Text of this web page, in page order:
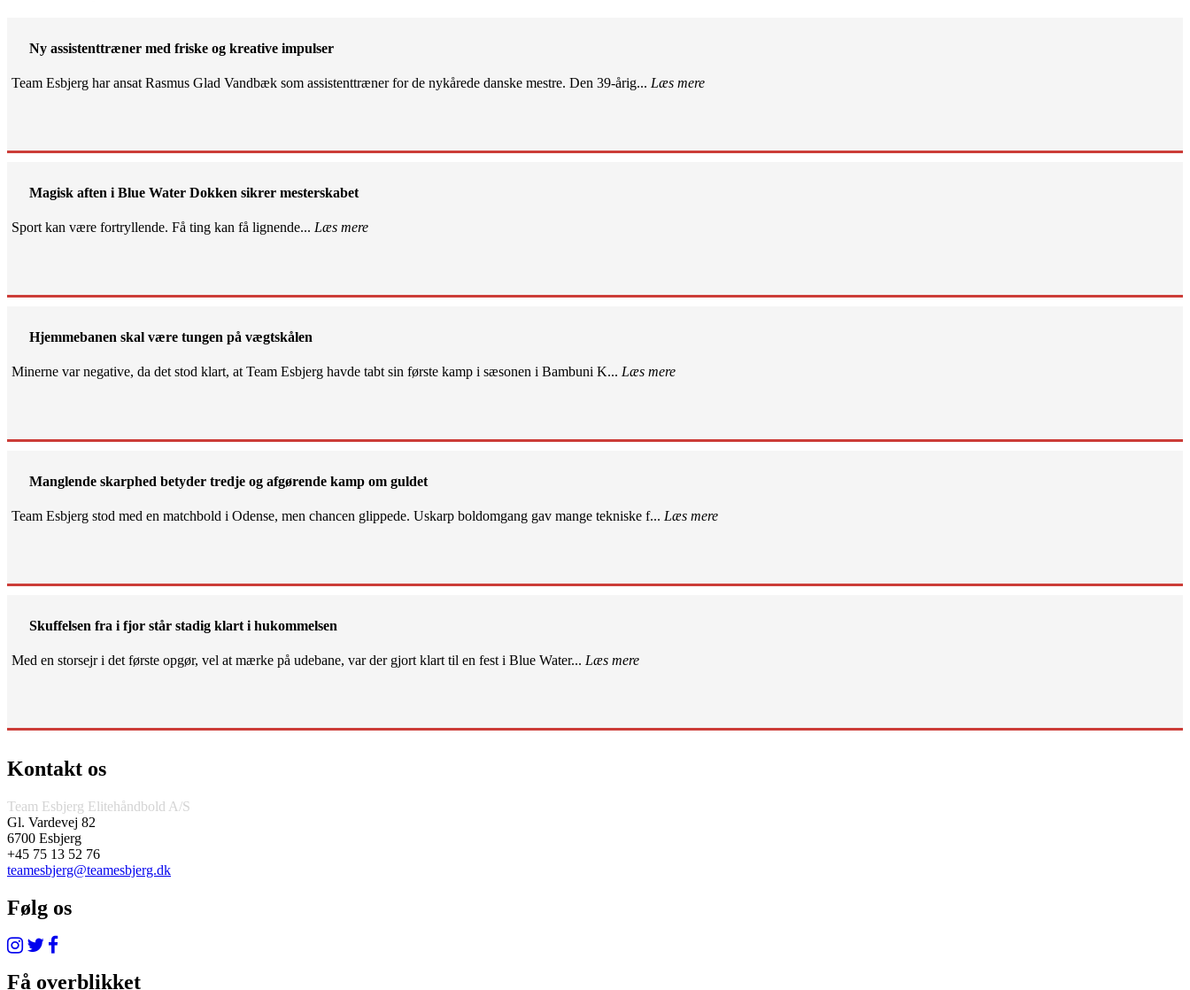
Ny assistenttræner med friske og kreative impulser
Team Esbjerg har ansat Rasmus Glad Vandbæk som assistenttræner for de nykårede danske mestre. Den 39-årig... Læs mere
Magisk aften i Blue Water Dokken sikrer mesterskabet
Sport kan være fortryllende. Få ting kan få lignende... Læs mere
Hjemmebanen skal være tungen på vægtskålen
Minerne var negative, da det stod klart, at Team Esbjerg havde tabt sin første kamp i sæsonen i Bambuni K... Læs mere
Manglende skarphed betyder tredje og afgørende kamp om guldet
Team Esbjerg stod med en matchbold i Odense, men chancen glippede. Uskarp boldomgang gav mange tekniske f... Læs mere
Skuffelsen fra i fjor står stadig klart i hukommelsen
Med en storsejr i det første opgør, vel at mærke på udebane, var der gjort klart til en fest i Blue Water... Læs mere
Kontakt os
Team Esbjerg Elitehåndbold A/S
Gl. Vardevej 82
6700 Esbjerg
+45 75 13 52 76
teamesbjerg@teamesbjerg.dk
Følg os
Få overblikket